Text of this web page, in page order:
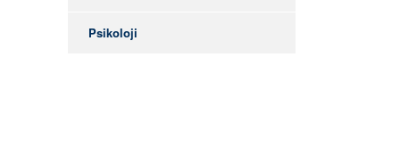
Psikoloji